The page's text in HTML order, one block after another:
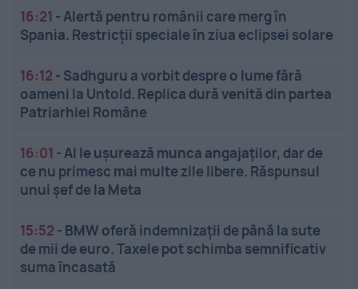
16:21 -Alertă pentru românii care merg în
Spania. Restricții speciale în ziua eclipsei solare
16:12 - Sadhguru a vorbit despre o lume fără
oameni la Untold. Replica dură venită din partea
Patriarhiei Române
16:01 -AI le ușurează munca angajaților, dar de
ce nu primesc mai multe zile libere. Răspunsul
unui șef de la Meta
15:52 - BMW oferă indemnizații de până la sute
de mii de euro. Taxele pot schimba semnificativ
suma încasată